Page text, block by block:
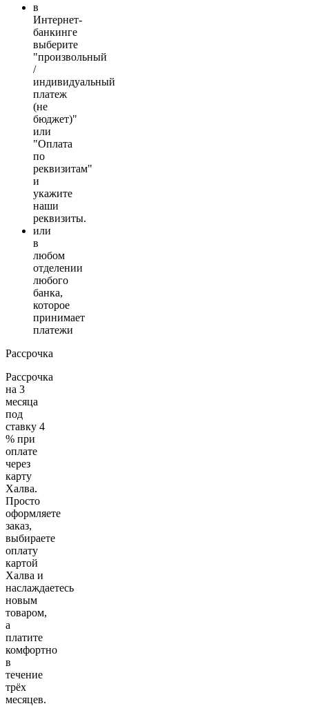
в
Интернет-
банкинге
выберите
"произвольный
/
индивидуальный
платеж
(не
бюджет)"
или
"Оплата
по
реквизитам"
и
укажите
наши
реквизиты.
или
в
любом
отделении
любого
банка,
которое
принимает
платежи
Рассрочка
Рассрочка
на 3
месяца
под
ставку 4
% при
оплате
через
карту
Халва.
Просто
оформляете
заказ,
выбираете
оплату
картой
Халва и
наслаждаетесь
новым
товаром,
а
платите
комфортно
в
течение
трёх
месяцев.